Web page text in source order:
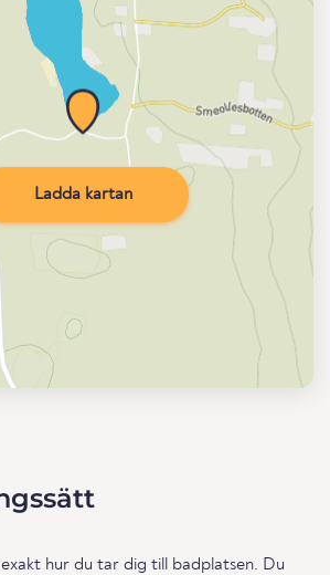
Ladda kartan
hur du tar dig till badplatsen. Du